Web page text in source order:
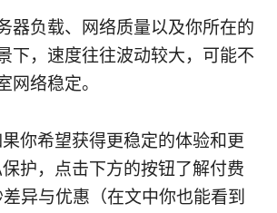
器负载、网络质量以及你所在的
下，速度往往波动较大，可能不
网络稳定。
你希望获得更稳定的体验和更
护，点击下方的按钮了解付费
异与优惠（在文中你也能看到